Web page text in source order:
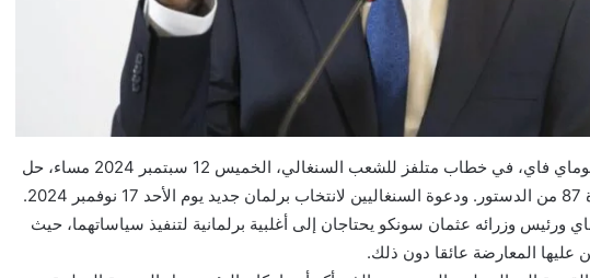
أعلن الرئيس السنغالي بصيرو ديوماي فاي، في خطاب متلفز للشعب السنغالي، الخميس 12 سبتمبر 2024 مساء، حل
ورئيس وزرائه عثمان سونكو يحتاجان إلى أغلبية برلمانية لتنفيذ سياساتهما، حيث
عليها المعارضة عائقا دون ذلك.